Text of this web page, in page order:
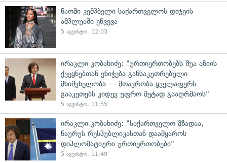
ნაომი კემპბელი საქართველოს დიჯეის
ამპლუაში ეწვევა
5 აგვისტო, 12:03
ირაკლი კობახიძე: "ურთიერთობებს შუა აზიის
ქვეყნებთან ენიჭება განსაკუთრებული
მნიშვნელობა — მთავრობა ყველაფერს
გააკეთებს კიდევ უფრო მეტად გააღრმაოს"
5 აგვისტო, 11:55
ირაკლი კობახიძე: "საქართველო მზადაა,
ნაურუს რესპუბლიკასთან დაამყაროს
დიპლომატიური ურთიერთობები"
5 აგვისტო, 11:49